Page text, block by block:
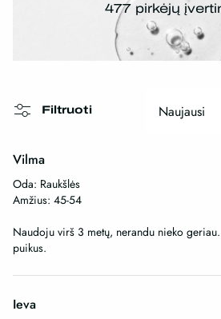
477 pirkėjų
Filtruoti Naujausi
Vilma
Oda: Raukšlės
Amžius: 45-54
Naudoju virš 3 metų, nerandu nieko
puikus.
Ieva